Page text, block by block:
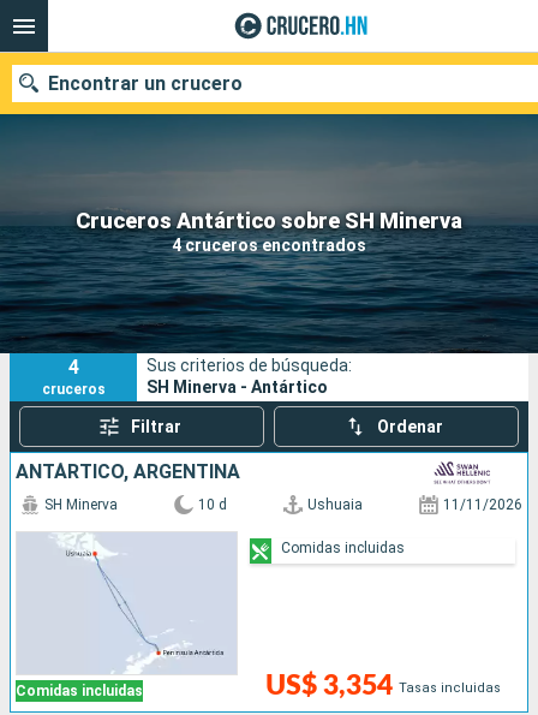
Cruceros Antártico sobre SH Minerva
4 cruceros encontrados
Encontrar un crucero
Nuestros destinos
Fecha de salida
Puertos Compañías
Buscar
4
cruceros
Sus criterios de búsqueda:
SH Minerva - Antártico
Filtrar Ordenar
ANTÁRTICO, ARGENTINA
Comidas incluidas
SH Minerva 10 d Ushuaia 11/11/2026
US$ 3,354 Tasas incluidas
Comidas incluidas